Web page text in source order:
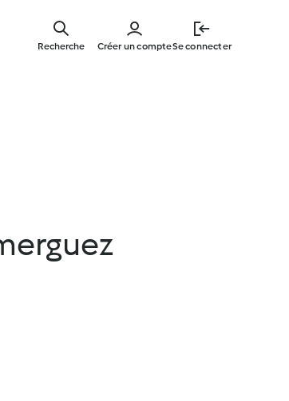
main
Créer un compteSe connecter
Recherche